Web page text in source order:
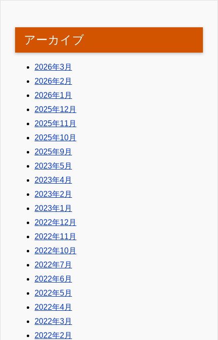
アーカイブ
2026年3月
2026年2月
2026年1月
2025年12月
2025年11月
2025年10月
2025年9月
2023年5月
2023年4月
2023年2月
2023年1月
2022年12月
2022年11月
2022年10月
2022年7月
2022年6月
2022年5月
2022年4月
2022年3月
2022年2月